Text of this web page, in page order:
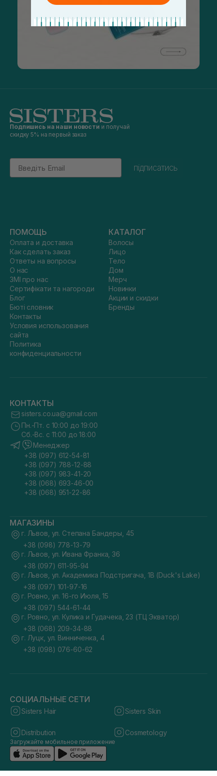
Подпишись на наши новости и получай
скидку 5% на первый заказ
Email
підписатись
ПОМОЩЬ
Оплата и доставка
Как сделать заказ
Ответы на вопросы
О нас
ЗМІ про нас
Сертифікати та нагороди
Блог
Бюті словник
Контакты
Условия использования
сайта
Политика
конфиденциальности
КАТАЛОГ
Волосы
Лицо
Тело
Дом
Мерч
Новинки
Акции и скидки
Бренды
КОНТАКТЫ
sisters.co.ua@gmail.com
Пн.-Пт. с 10:00 до 19:00
Сб.-Вс. с 11:00 до 18:00
Менеджер
+38 (097) 612-54-81
+38 (097) 788-12-88
+38 (097) 983-41-20
+38 (068) 693-46-00
+38 (068) 951-22-86
МАГАЗИНЫ
г. Львов, ул. Степана Бандеры, 45
+38 (098) 778-13-79
г. Львов, ул. Ивана Франка, 36
+38 (097) 611-95-94
г. Львов, ул. Академика Подстригача, 1В (Duck's Lake)
+38 (097) 101-97-16
г. Ровно, ул. 16-го Июля, 15
+38 (097) 544-61-44
г. Ровно, ул. Кулика и Гудачека, 23 (ТЦ Экватор)
+38 (068) 209-34-88
г. Луцк, ул. Винниченка, 4
+38 (098) 076-60-62
СОЦИАЛЬНЫЕ СЕТИ
Sisters Hair Sisters Skin
Distribution Cosmetology
Загружайте мобильное приложение